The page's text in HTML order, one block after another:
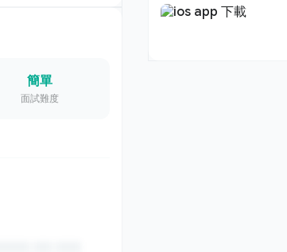
簡單
面試難度